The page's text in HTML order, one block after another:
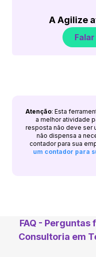
A Agilize
Atenção: Esta
a melhor atividade
resposta não deve ser
não dispensa a
contador para sua
um contador para
FAQ - Perguntas
Consultoria em